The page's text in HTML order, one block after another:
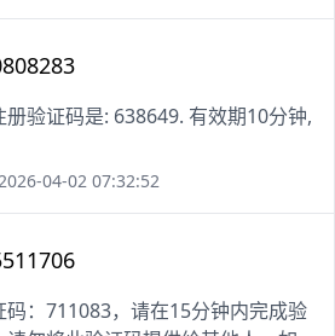
册验证码是: 638649. 有效期10分钟,
04-02 07:32:52
码：711083，请在15分钟内完成验